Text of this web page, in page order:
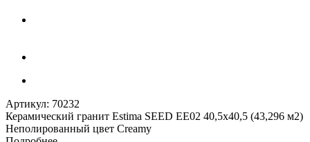
Артикул: 70232
Керамический гранит Estima SEED EE02 40,5x40,5 (43,296 м2)
Неполированный цвет Creamy